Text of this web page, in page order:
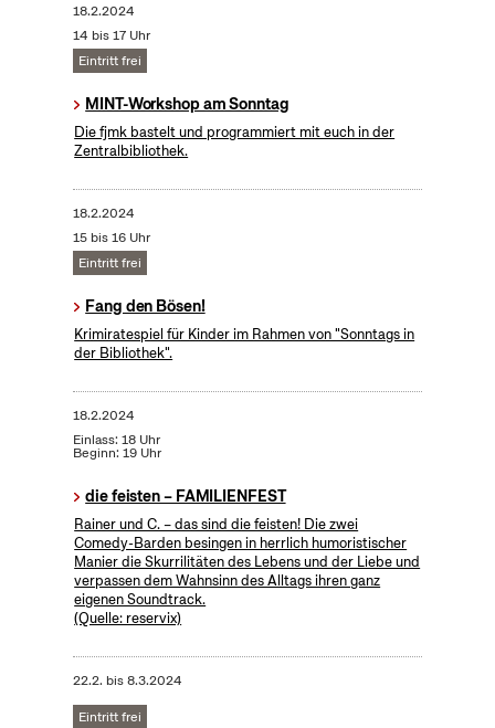
18.2.2024
14 bis 17 Uhr
Eintritt frei
MINT-Workshop am Sonntag
Die fjmk bastelt und programmiert mit euch in der
Zentralbibliothek.
18.2.2024
15 bis 16 Uhr
Eintritt frei
Fang den Bösen!
Krimiratespiel für Kinder im Rahmen von "Sonntags in
der Bibliothek".
18.2.2024
Einlass: 18 Uhr
Beginn: 19 Uhr
die feisten – FAMILIENFEST
Rainer und C. – das sind die feisten! Die zwei
Comedy-Barden besingen in herrlich humoristischer
Manier die Skurrilitäten des Lebens und der Liebe und
verpassen dem Wahnsinn des Alltags ihren ganz
eigenen Soundtrack.
(Quelle: reservix)
22.2. bis8.3.2024
Eintritt frei